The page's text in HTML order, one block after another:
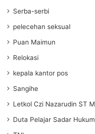
Serba-serbi
pelecehan seksual
Puan Maimun
Relokasi
kepala kantor pos
Sangihe
Letkol Czi Nazarudin ST
Duta Pelajar Sadar Hukum